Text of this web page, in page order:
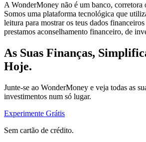
A WonderMoney não é um banco, corretora
Somos uma plataforma tecnológica que
leitura para mostrar os teus dados
prestamos aconselhamento financeiro, de
As Suas Finanças,
Hoje.
Junte-se ao WonderMoney e veja todas as
investimentos num só lugar.
Experimente Grátis
Sem cartão de crédito.